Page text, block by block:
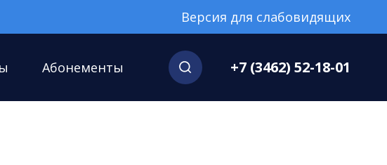
Версия для слабовидящих
Абонементы +7 (3462) 52-18-01